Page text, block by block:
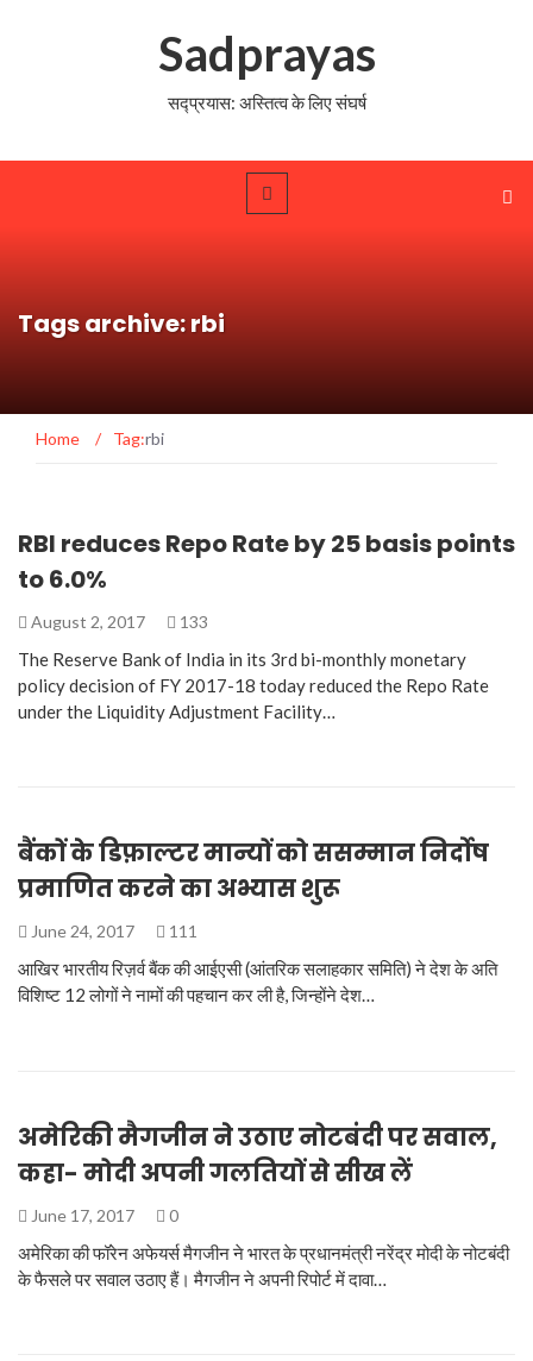
Sadprayas
सद्प्रयास: अस्तित्व के लिए संघर्ष
Tags archive: rbi
Home / Tag:rbi
RBI reduces Repo Rate by 25 basis points
to 6.0%
August 2, 2017 133
The Reserve Bank of India in its 3rd bi-monthly monetary
policy decision of FY 2017-18 today reduced the Repo Rate
under the Liquidity Adjustment Facility…
बैंकों के डिफ़ाल्टर मान्यों को ससम्मान निर्दोष
प्रमाणित करने का अभ्यास शुरू
June 24, 2017 111
आखिर भारतीय रिज़र्व बैंक की आईएसी (आंतरिक सलाहकार समिति) ने देश के अति
विशिष्ट 12 लोगों ने नामों की पहचान कर ली है, जिन्होंने देश…
अमेरिकी मैगजीन ने उठाए नोटबंदी पर सवाल,
कहा- मोदी अपनी गलतियों से सीख लें
June 17, 2017 0
अमेरिका की फॉरेन अफेयर्स मैगजीन ने भारत के प्रधानमंत्री नरेंद्र मोदी के नोटबंदी
के फैसले पर सवाल उठाए हैं। मैगजीन ने अपनी रिपोर्ट में दावा…